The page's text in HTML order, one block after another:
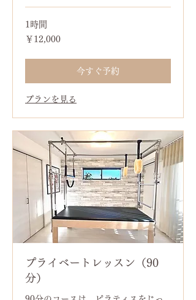
1時間
12,000
円
￥12,000
今すぐ予約
プランを見る
プライベートレッスン（90
分）